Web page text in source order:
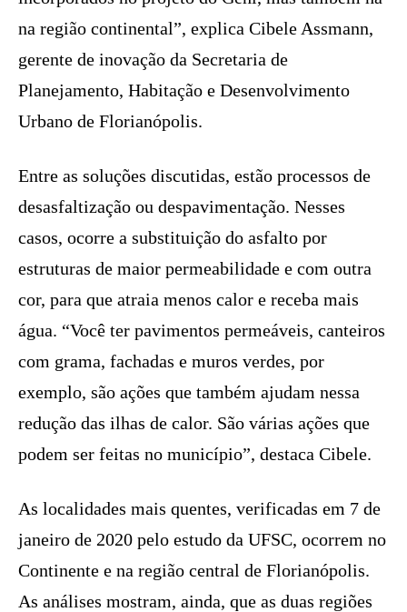
na região continental”, explica Cibele Assmann,
gerente de inovação da Secretaria de
Planejamento, Habitação e Desenvolvimento
Urbano de Florianópolis.
Entre as soluções discutidas, estão processos de
desasfaltização ou despavimentação. Nesses
casos, ocorre a substituição do asfalto por
estruturas de maior permeabilidade e com outra
cor, para que atraia menos calor e receba mais
água. “Você ter pavimentos permeáveis, canteiros
com grama, fachadas e muros verdes, por
exemplo, são ações que também ajudam nessa
redução das ilhas de calor. São várias ações que
podem ser feitas no município”, destaca Cibele.
As localidades mais quentes, verificadas em 7 de
janeiro de 2020 pelo estudo da UFSC, ocorrem no
Continente e na região central de Florianópolis.
As análises mostram, ainda, que as duas regiões